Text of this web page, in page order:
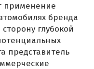
применение
бренда
глубокой
представитель